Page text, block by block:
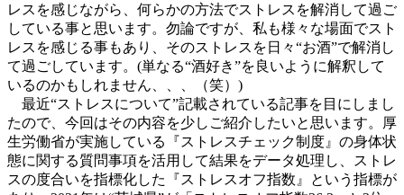
レスを感じながら、何らかの方法でストレスを解消して過ご
している事と思います。勿論ですが、私も様々な場面でスト
レスを感じる事もあり、そのストレスを日々“お酒”で解消し
て過ごしています。(単なる“酒好き”を良いように解釈して
いるのかもしれません、、、（笑）)
最近“ストレスについて”記載されている記事を目にしまし
たので、今回はその内容を少しご紹介したいと思います。厚
生労働省が実施している『ストレスチェック制度』の身体状
態に関する質問事項を活用して結果をデータ処理し、ストレ
スの度合いを指標化した『ストレスオフ指数』という指標が